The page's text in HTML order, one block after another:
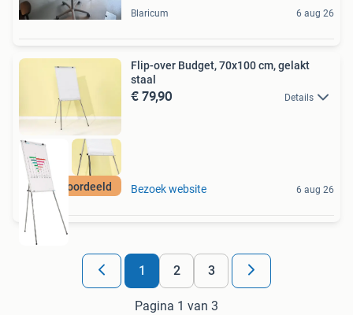
Blaricum 6 aug 26
Best beoordeeld
Flip-over Budget, 70x100 cm, gelakt
staal
€ 79,90 Details
Bezoek website 6 aug 26
1 2 3
Pagina 1 van 3